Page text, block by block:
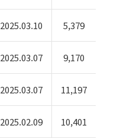
2025.03.10 5,379
2025.03.07 9,170
2025.03.07 11,197
2025.02.09 10,401